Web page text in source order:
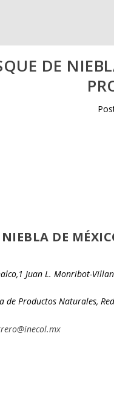
DE
DE
1 Juan L. Monribot-
Productos Naturales,